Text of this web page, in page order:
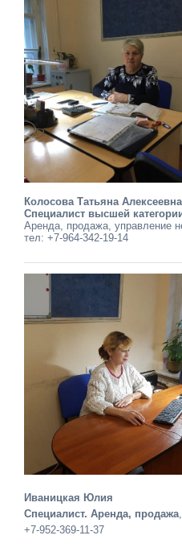
Колосова Татьяна Алексеевна
Специалист высшей
Аренда, продажа, управление
тел: +7-964-342-19-14
Иваницкая Юлия
Специалист. Аренда, продажа,
+7-952-369-11-37